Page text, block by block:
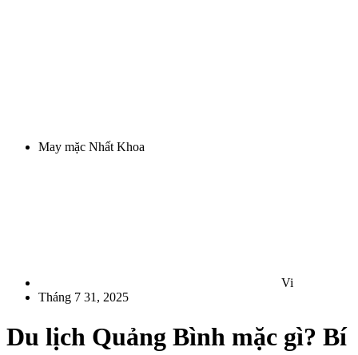
May mặc Nhất Khoa
Vi
Tháng 7 31, 2025
Du lịch Quảng Bình mặc gì? Bí